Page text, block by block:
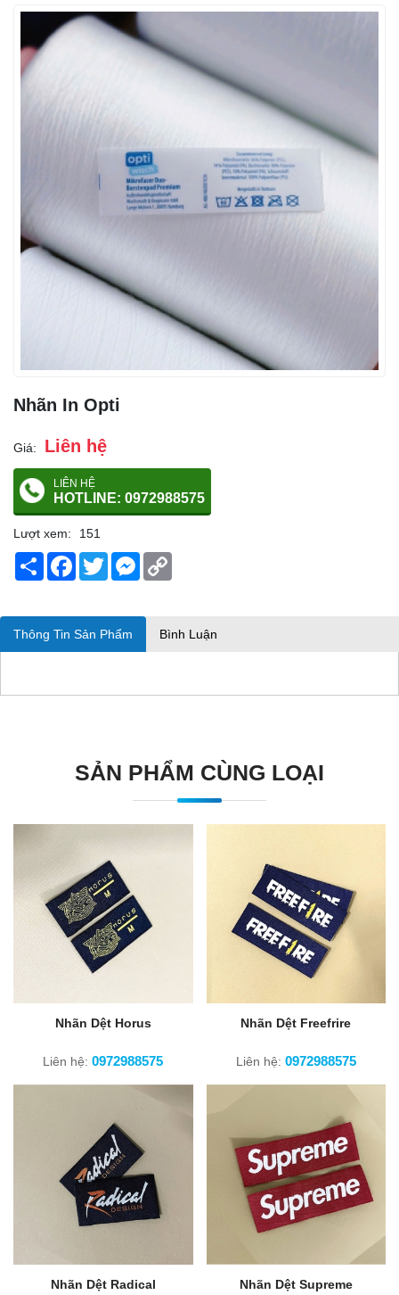
Nhãn In Opti
Giá: Liên hệ
LIÊN HỆ
HOTLINE: 0972988575
Lượt xem:
151
Share Facebook
TwitterMessenger
Thông Tin Sản Phẩm Bình Luận
SẢN PHẨM CÙNG LOẠI
Nhãn Dệt Horus
Liên hệ:0972988575
Nhãn Dệt Freefrire
Liên hệ: 0972988575
Nhãn Dệt Radical Nhãn Dệt Supreme